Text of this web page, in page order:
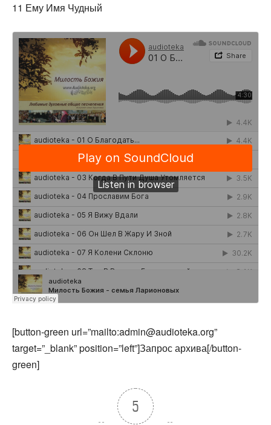
11 Ему Имя Чудный
[button-green url=”mailto:admin@audioteka.org”
target=”_blank” position=”left”]Запрос архива[/button-
green]
5